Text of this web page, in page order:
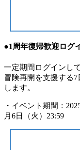
●1周年復帰歓迎ログ
一定期間ログインし
冒険再開を支援する
します。
・イベント期間：
月6日（火）23:59